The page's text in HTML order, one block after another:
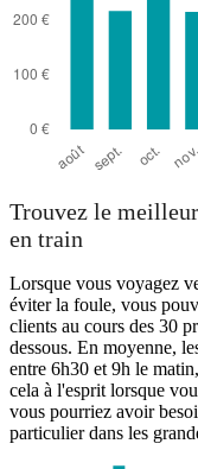
Trouvez le
en train
Lorsque vous voyagez
éviter la foule, vous
clients au cours des 30
dessous. En moyenne,
entre 6h30 et 9h le
cela à l'esprit lorsque
vous pourriez avoir
particulier dans les